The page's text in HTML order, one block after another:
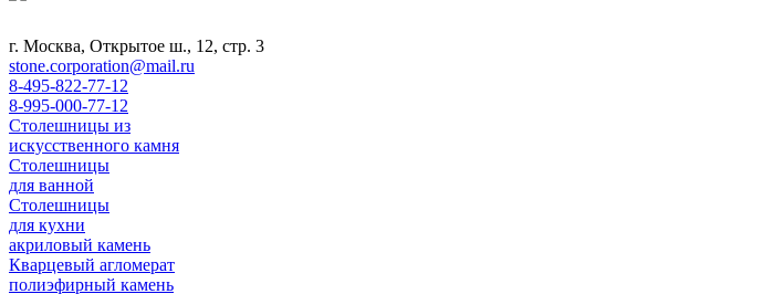
г. Москва, Открытое ш., 12, стр. 3
stone.corporation@mail.ru
8-495-822-77-12
8-995-000-77-12
Столешницы из
искусственного камня
Столешницы
для ванной
Столешницы
для кухни
акриловый камень
Кварцевый агломерат
полиэфирный камень